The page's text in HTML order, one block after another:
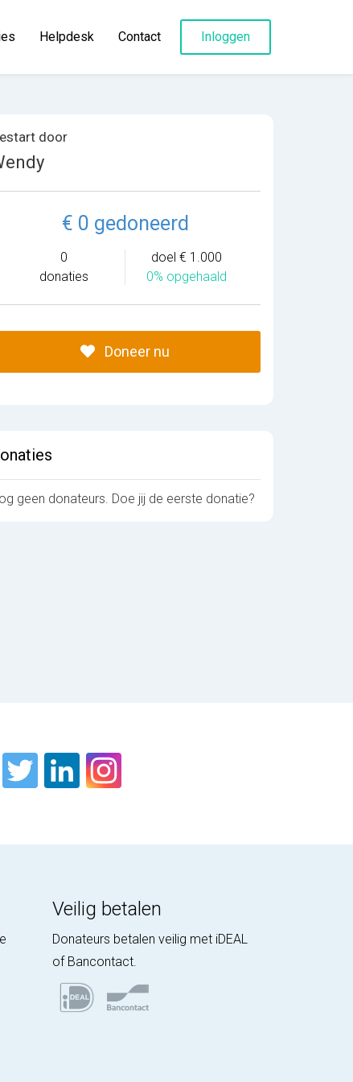
Helpdesk Contact Inloggen
door
€ 0 gedoneerd
0
donaties
doel € 1.000
0% opgehaald
Doneer nu
geen donateurs. Doe jij de eerste donatie?
Veilig betalen
Donateurs betalen veilig met iDEAL
of Bancontact.